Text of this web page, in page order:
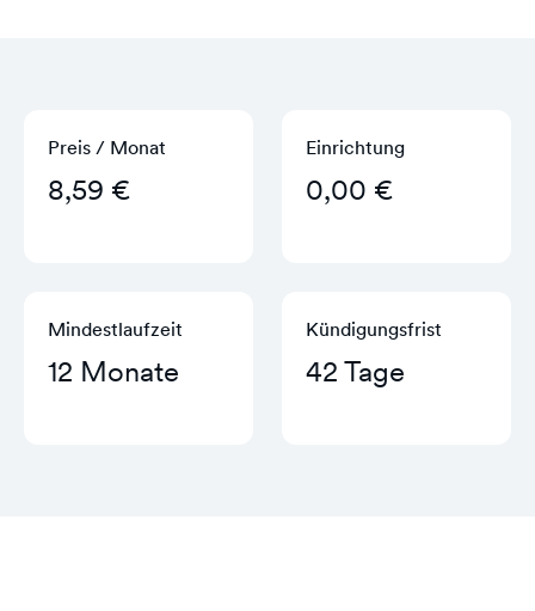
Preis / Monat
8,59 €
Einrichtung
0,00 €
Mindestlaufzeit
12 Monate
Kündigungs­frist
42 Tage